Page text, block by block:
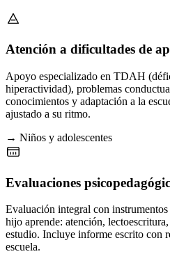
Atención a dificultades de
Apoyo especializado en TDAH
hiperactividad), problemas
conocimientos y adaptación a la
ajustado a su ritmo.
→ Niños y adolescentes
Evaluaciones
Evaluación integral con
hijo aprende: atención,
estudio. Incluye informe escrito con
escuela.